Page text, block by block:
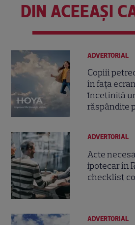
DIN ACEEAȘI
ADVERTORIAL
Copiii
în fața
încetinită
răspândite
ADVERTORIAL
Acte
ipotecar în
checklist
ADVERTORIAL